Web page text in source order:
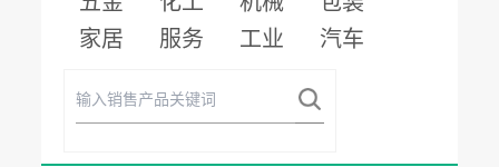
家居
服务 工业 汽车